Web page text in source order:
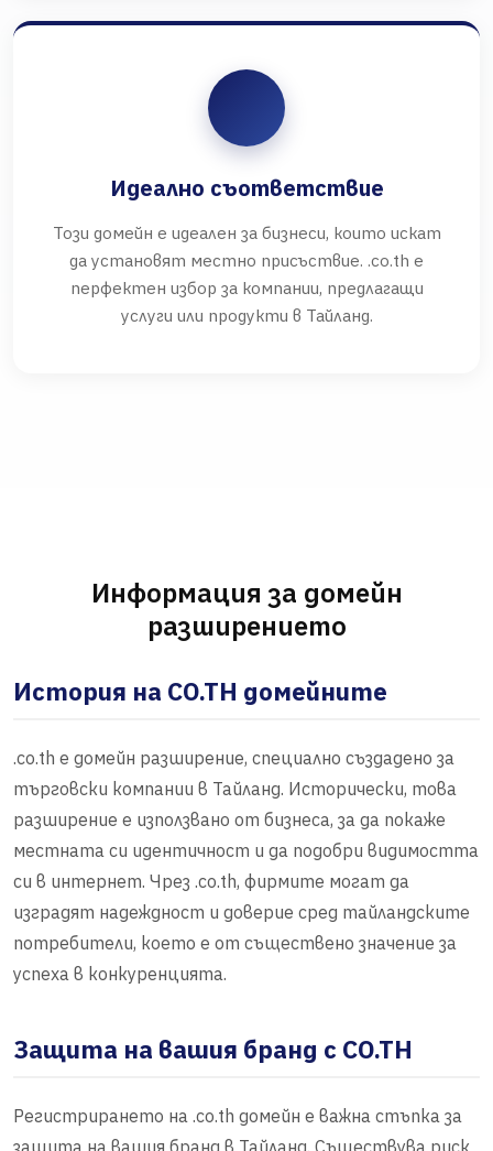
Идеално съответствие
Този домейн е идеален за бизнеси, които искат
да установят местно присъствие. .co.th е
перфектен избор за компании, предлагащи
услуги или продукти в Тайланд.
Информация за домейн
разширението
История на CO.TH домейните
.co.th е домейн разширение, специално създадено за
търговски компании в Тайланд. Исторически, това
разширение е използвано от бизнеса, за да покаже
местната си идентичност и да подобри видимостта
си в интернет. Чрез .co.th, фирмите могат да
изградят надеждност и доверие сред тайландските
потребители, което е от съществено значение за
успеха в конкуренцията.
Защита на вашия бранд с CO.TH
Регистрирането на .co.th домейн е важна стъпка за